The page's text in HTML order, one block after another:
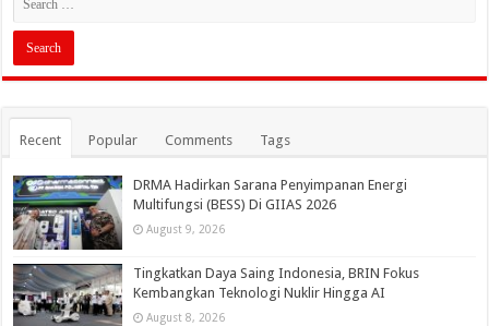
Recent Popular Comments Tags
DRMA Hadirkan Sarana Penyimpanan Energi
Multifungsi (BESS) Di GIIAS 2026
August 9, 2026
Tingkatkan Daya Saing Indonesia, BRIN Fokus
Kembangkan Teknologi Nuklir Hingga AI
August 8, 2026